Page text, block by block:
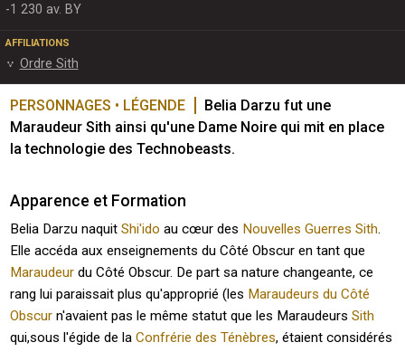
-1 230 av. BY
AFFILIATIONS
Ordre Sith
PERSONNAGES • LÉGENDE
Belia Darzu fut une
Maraudeur Sith ainsi qu'une Dame Noire qui mit en place
la technologie des Technobeasts.
Apparence et Formation
Belia Darzu naquitShi'ido au cœur des Nouvelles Guerres Sith.
Elle accéda aux enseignements du Côté Obscur en tant que
Maraudeur du Côté Obscur. De part sa nature changeante, ce
rang lui paraissait plus qu'approprié (les Maraudeurs du Côté
Obscur n'avaient pas le même statut que les MaraudeursSith
qui,sous l'égide de laConfrérie des Ténèbres, étaient considérés